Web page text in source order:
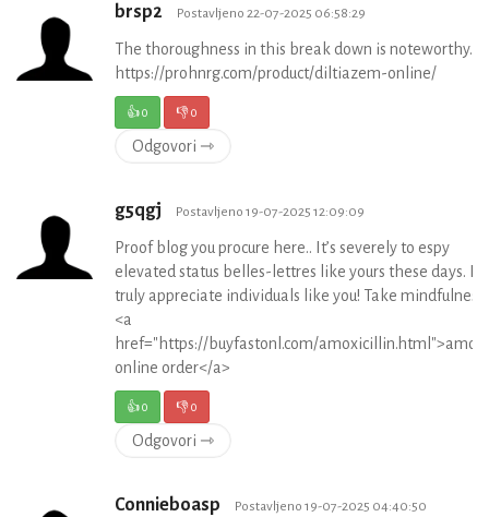
brsp2 Postavljeno 22-07-2025 06:58:29
The thoroughness in this break down is noteworthy.
https://prohnrg.com/product/diltiazem-online/
👍0 👎0
Odgovori ⇾
g5qgj Postavljeno 19-07-2025 12:09:09
Proof blog you procure here.. It’s severely to espy
elevated status belles-lettres like yours these days. I
truly appreciate individuals like you! Take
<a
href="https://buyfastonl.com/
online order</a>
👍0 👎0
Odgovori ⇾
Connieboasp Postavljeno 19-07-2025 04:40:50